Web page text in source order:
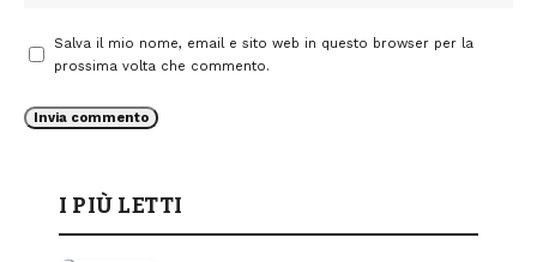
Salva il mio nome, email e sito web in questo browser per la
prossima volta che commento.
I PIÙ LETTI